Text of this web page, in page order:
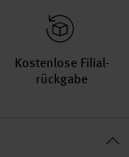
Kosten­lose Filial­
rückgabe